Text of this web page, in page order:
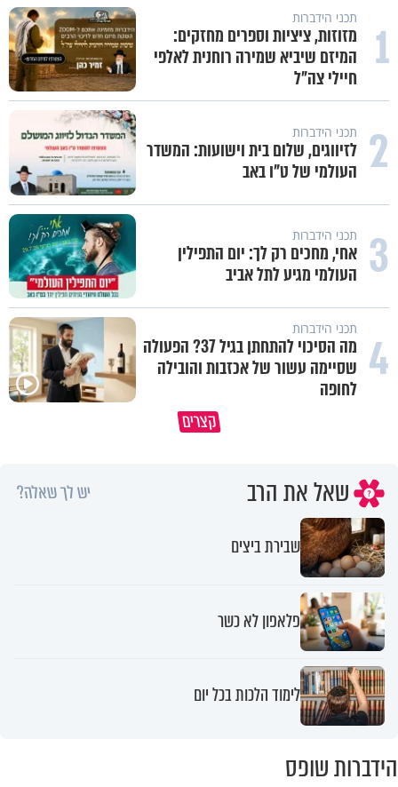
1 תכני הידברות
מזוזות, ציציות וספרים מחזקים:
המיזם שיביא שמירה רוחנית לאלפי
חיילי צה"ל
2 תכני הידברות
לזיווגים, שלום בית וישועות: המשדר
העולמי של ט"ו באב
3 תכני הידברות
אחי, מחכים רק לך: יום התפילין
העולמי מגיע לתל אביב
4 תכני הידברות
מה הסיכוי להתחתן בגיל 37? הפעולה
שסיימה עשור של אכזבות והובילה
לחופה
קצריםתשתמש באהבה של השם לטובתך
פותחים פתח קטן - ומקבלים
שאל את הרב יש לך שאלה?
שבירת ביצים
פלאפון לא כשר
לימוד הלכות בכל יום
הידברות שופס